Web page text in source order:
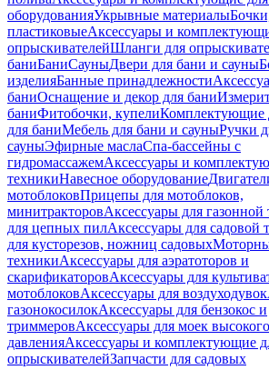
оборудованияУкрывные материалы
пластиковыеАксессуары и
опрыскивателейШланги для
баниБаниСауныДвери для бани и сауны
изделияБанные принадлежности
баниОснащение и декор для бани
баниФитобочки, купелиКомплектующие
для баниМебель для бани и сауныРучки
сауныЭфирные маслаСпа-бассейны с
гидромассажемАксессуары и
техникиНавесное оборудование
мотоблоковПрицепы для мотоблоков,
минитракторовАксессуары для газонной
для цепных пилАксессуары для садовой
для кусторезов, ножниц садовых
техникиАксессуары для аэратоторов и
скарификаторовАксессуары для
мотоблоковАксессуары для воздуходувок
газонокосилокАксессуары для бензокос и
триммеровАксессуары для моек высокого
давленияАксессуары и комплектующие
опрыскивателейЗапчасти для садовых